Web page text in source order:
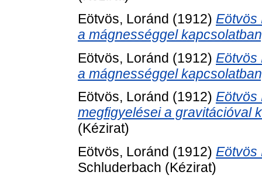
Eötvös, Loránd (1912) Eötvös
a mágnességgel
Eötvös, Loránd (1912) Eötvös
a mágnességgel
Eötvös, Loránd (1912) Eötvös
megfigyelései a gravitációval
(Kézirat)
Eötvös, Loránd (1912) Eötvös
Schluderbach (Kézirat)